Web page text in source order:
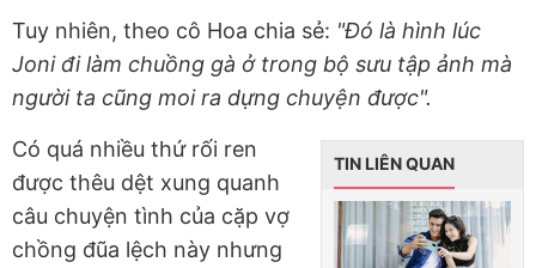
Tuy nhiên, theo cô Hoa chia sẻ: "Đó là hình lúc
Joni đi làm chuồng gà ở trong bộ sưu tập ảnh mà
người ta cũng moi ra dựng chuyện được".
TIN LIÊN QUAN
Có quá nhiều thứ rối ren
được thêu dệt xung quanh
câu chuyện tình của cặp vợ
chồng đũa lệch này nhưng